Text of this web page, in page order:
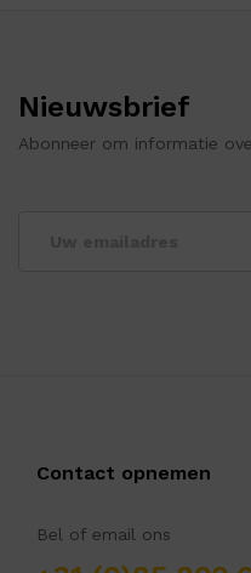
Nieuwsbrief
Abonneer om informatie
Contact opnemen
Bel of email ons